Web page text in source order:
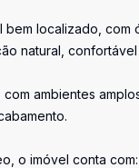
bem localizado, com
natural,
ambientes
o imóvel conta com: